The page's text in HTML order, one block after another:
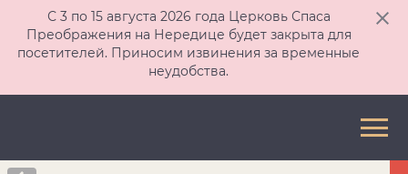
С 3 по 15 августа 2026 года Церковь Спаса
Преображения на Нередице будет закрыта для
посетителей. Приносим извинения за временные
неудобства.